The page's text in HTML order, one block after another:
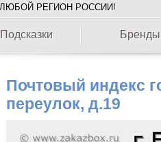
РЕГИОН РОССИИ!
Подсказки Бренды
Почтовый индекс
переулок, д.19